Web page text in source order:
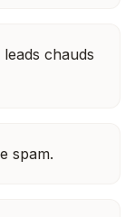
chauds
spam.